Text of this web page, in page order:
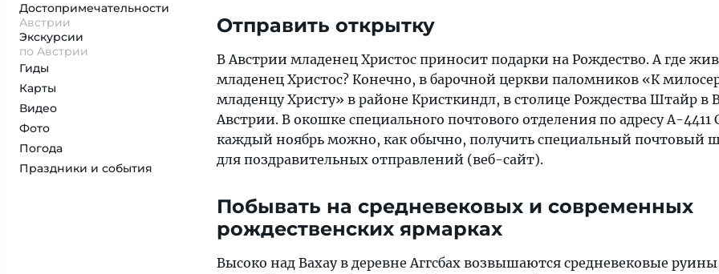
Достопримеча­тельности
Австрии
Экскурсии
по Австрии
Гиды
Карты
Видео
Фото
Погода
Праздники и события
Отправить открытку
В Австрии младенец Христос приносит подарки на Рождество. А где
младенец Христос? Конечно, в барочной церкви паломников «К
младенцу Христу» в районе Кристкиндл, в столице Рождества Штайр в
Австрии. В окошке специального почтового отделения по адресу A-4411
каждый ноябрь можно, как обычно, получить специальный почтовый
для поздравительных отправлений (веб-сайт).
Побывать на средневековых и современных
рождественских ярмарках
Высоко над Вахау в деревне Аггсбах возвышаются средневековые